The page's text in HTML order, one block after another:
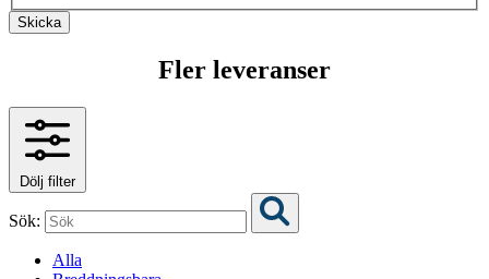
Skicka
Fler leveranser
Dölj filter
Sök:
Alla